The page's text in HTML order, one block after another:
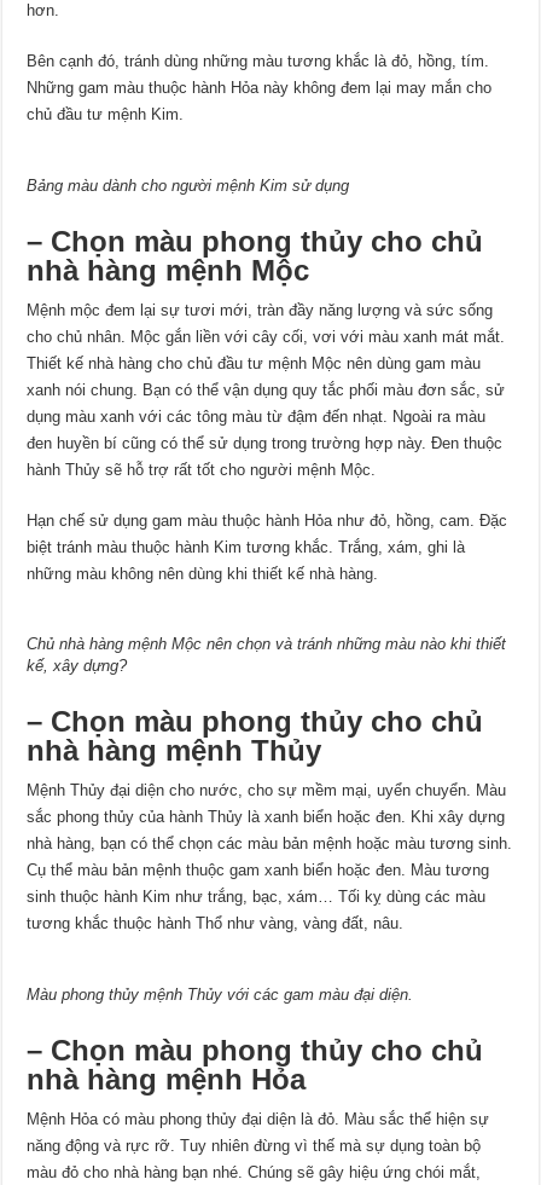
hơn.
Bên cạnh đó, tránh dùng những màu tương khắc là đỏ, hồng, tím.
Những gam màu thuộc hành Hỏa này không đem lại may mắn cho
chủ đầu tư mệnh Kim.
Bảng màu dành cho người mệnh Kim sử dụng
– Chọn màu phong thủy cho chủ
nhà hàng mệnh Mộc
Mệnh mộc đem lại sự tươi mới, tràn đầy năng lượng và sức sống
cho chủ nhân. Mộc gắn liền với cây cối, vơi với màu xanh mát mắt.
Thiết kế nhà hàng cho chủ đầu tư mệnh Mộc nên dùng gam màu
xanh nói chung. Bạn có thể vận dụng quy tắc phối màu đơn sắc, sử
dụng màu xanh với các tông màu từ đậm đến nhạt. Ngoài ra màu
đen huyền bí cũng có thể sử dụng trong trường hợp này. Đen thuộc
hành Thủy sẽ hỗ trợ rất tốt cho người mệnh Mộc.
Hạn chế sử dụng gam màu thuộc hành Hỏa như đỏ, hồng, cam. Đặc
biệt tránh màu thuộc hành Kim tương khắc. Trắng, xám, ghi là
những màu không nên dùng khi thiết kế nhà hàng.
Chủ nhà hàng mệnh Mộc nên chọn và tránh những màu nào khi thiết
kế, xây dựng?
– Chọn màu phong thủy cho chủ
nhà hàng mệnh Thủy
Mệnh Thủy đại diện cho nước, cho sự mềm mại, uyển chuyển. Màu
sắc phong thủy của hành Thủy là xanh biển hoặc đen. Khi xây dựng
nhà hàng, bạn có thể chọn các màu bản mệnh hoặc màu tương sinh.
Cụ thể màu bản mệnh thuộc gam xanh biển hoặc đen. Màu tương
sinh thuộc hành Kim như trắng, bạc, xám… Tối kỵ dùng các màu
tương khắc thuộc hành Thổ như vàng, vàng đất, nâu.
Màu phong thủy mệnh Thủy với các gam màu đại diện.
– Chọn màu phong thủy cho chủ
nhà hàng mệnh Hỏa
Mệnh Hỏa có màu phong thủy đại diện là đỏ. Màu sắc thể hiện sự
năng động và rực rỡ. Tuy nhiên đừng vì thế mà sự dụng toàn bộ
màu đỏ cho nhà hàng bạn nhé. Chúng sẽ gây hiệu ứng chói mắt,